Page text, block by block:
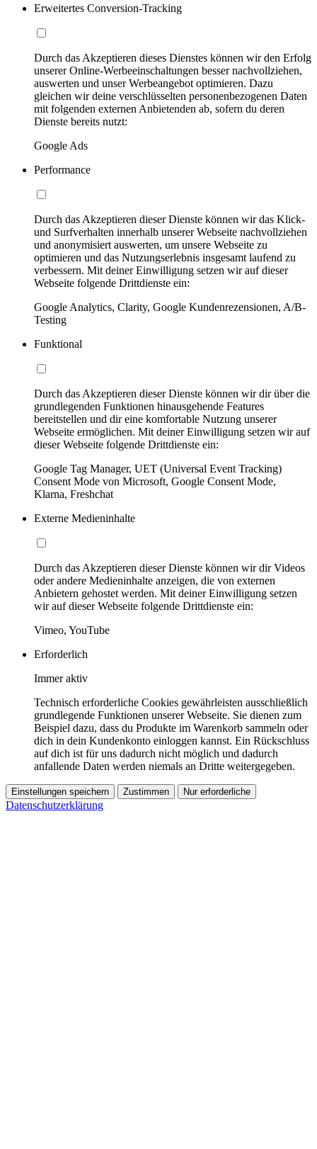
Erweitertes Conversion-Tracking
Durch das Akzeptieren dieses Dienstes können wir den Erfolg
unserer Online-Werbeeinschaltungen besser nachvollziehen,
auswerten und unser Werbeangebot optimieren. Dazu
gleichen wir deine verschlüsselten personenbezogenen Daten
mit folgenden externen Anbietenden ab, sofern du deren
Dienste bereits nutzt:
Google Ads
Performance
Durch das Akzeptieren dieser Dienste können wir das Klick-
und Surfverhalten innerhalb unserer Webseite nachvollziehen
und anonymisiert auswerten, um unsere Webseite zu
optimieren und das Nutzungserlebnis insgesamt laufend zu
verbessern. Mit deiner Einwilligung setzen wir auf dieser
Webseite folgende Drittdienste ein:
Google Analytics, Clarity, Google Kundenrezensionen, A/B-
Testing
Funktional
Durch das Akzeptieren dieser Dienste können wir dir über die
grundlegenden Funktionen hinausgehende Features
bereitstellen und dir eine komfortable Nutzung unserer
Webseite ermöglichen. Mit deiner Einwilligung setzen wir auf
dieser Webseite folgende Drittdienste ein:
Google Tag Manager, UET (Universal Event Tracking)
Consent Mode von Microsoft, Google Consent Mode,
Klarna, Freshchat
Externe Medieninhalte
Durch das Akzeptieren dieser Dienste können wir dir Videos
oder andere Medieninhalte anzeigen, die von externen
Anbietern gehostet werden. Mit deiner Einwilligung setzen
wir auf dieser Webseite folgende Drittdienste ein:
Vimeo, YouTube
Erforderlich
Immer aktiv
Technisch erforderliche Cookies gewährleisten ausschließlich
grundlegende Funktionen unserer Webseite. Sie dienen zum
Beispiel dazu, dass du Produkte im Warenkorb sammeln oder
dich in dein Kundenkonto einloggen kannst. Ein Rückschluss
auf dich ist für uns dadurch nicht möglich und dadurch
anfallende Daten werden niemals an Dritte weitergegeben.
Einstellungen speichern Zustimmen Nur erforderliche
Datenschutzerklärung